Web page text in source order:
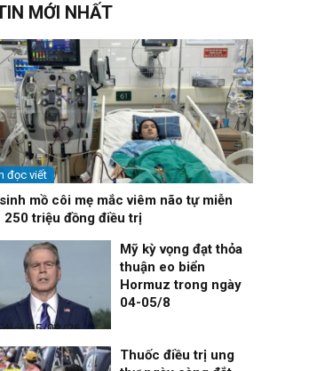
MỚI NHẤT
đọc viết
mồ côi mẹ mắc viêm não tự miễn
250 triệu đồng điều trị
giới
Mỹ kỳ vọng đạt thỏa
thuận eo biển
Hormuz trong ngày
04-05/8
Thuốc điều trị ung